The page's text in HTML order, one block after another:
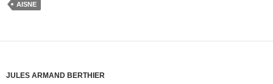
AISNE
JULES ARMAND BERTHIER